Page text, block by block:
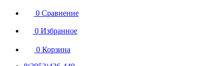
0 Сравнение
0 Избранное
0 Корзина